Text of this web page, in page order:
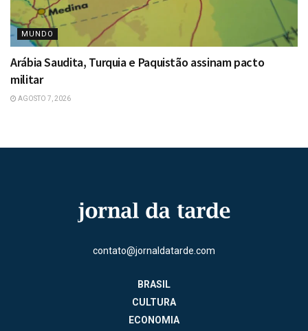
MUNDO
Arábia Saudita, Turquia e Paquistão assinam pacto
militar
AGOSTO 7, 2026
contato@jornaldatarde.com
BRASIL
CULTURA
ECONOMIA